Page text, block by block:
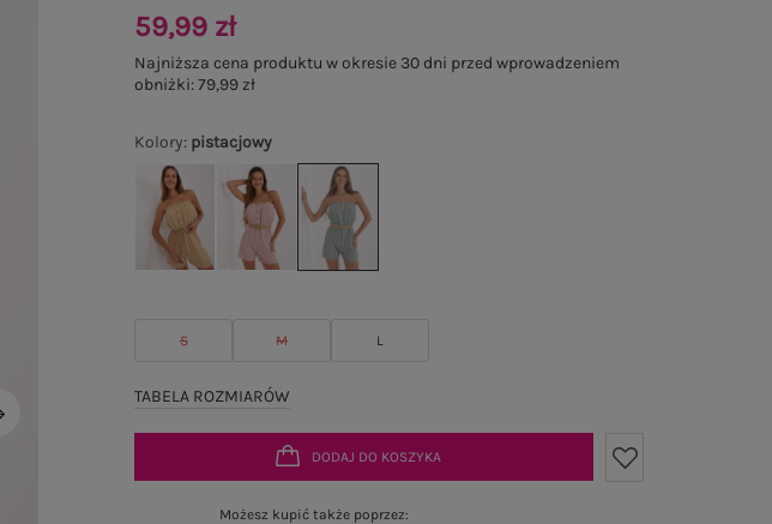
Kolory: pistacjowy
S M L
TABELA ROZMIARÓW
59,99 zł
Najniższa cena produktu w okresie 30 dni przed wprowadzeniem
obniżki:79,99 zł
DODAJ DO KOSZYKA
Możesz kupić także poprzez: